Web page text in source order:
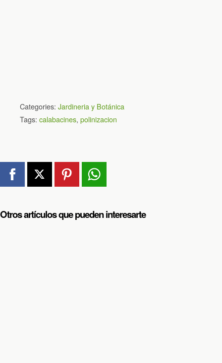
Categories: Jardineria y Botánica
Tags: calabacines, polinizacion
Otros artículos que pueden interesarte